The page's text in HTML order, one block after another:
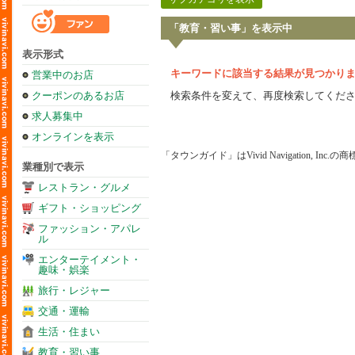
表示形式
営業中のお店
クーポンのあるお店
求人募集中
オンラインを表示
業種別で表示
レストラン・グルメ
ギフト・ショッピング
ファッション・アパレ
ル
エンターテイメント・
趣味・娯楽
旅行・レジャー
交通・運輸
生活・住まい
教育・習い事
「教育・習い事」を表示中
キーワードに該当する結果が見つかりま
検索条件を変えて、再度検索してくださ
「タウンガイド」はVivid Navigation, Inc.の商